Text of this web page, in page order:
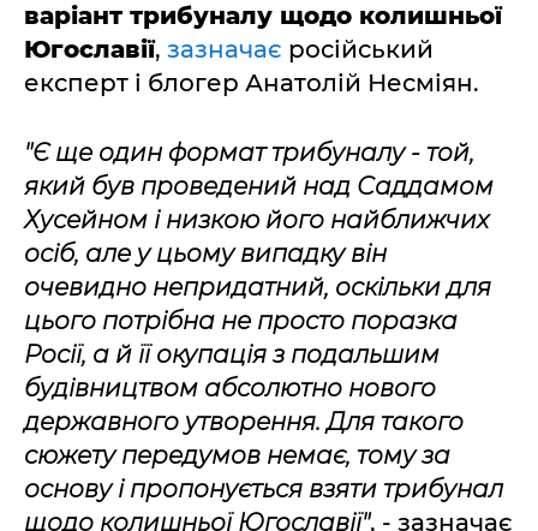
варіант трибуналу щодо колишньої
Югославії, зазначає російський
експерт і блогер Анатолій Несміян.
"Є ще один формат трибуналу - той,
який був проведений над Саддамом
Хусейном і низкою його найближчих
осіб, але у цьому випадку він
очевидно непридатний, оскільки для
цього потрібна не просто поразка
Росії, а й її окупація з подальшим
будівництвом абсолютно нового
державного утворення. Для такого
сюжету передумов немає, тому за
основу і пропонується взяти трибунал
щодо колишньої Югославії", - зазначає